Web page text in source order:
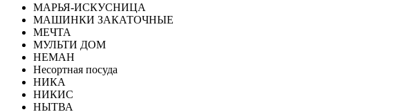
МАРЬЯ-ИСКУСНИЦА
МАШИНКИ ЗАКАТОЧНЫЕ
МЕЧТА
МУЛЬТИ ДОМ
НЕМАН
Несортная посуда
НИКА
НИКИС
НЫТВА